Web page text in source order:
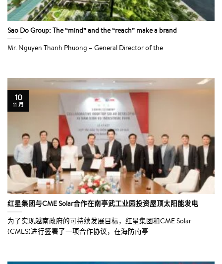
Sao Do Group: The “mind” and the “reach” make a brand
Mr. Nguyen Thanh Phuong – General Director of the
红星集团与CME Solar合作在南亭武工业园投资屋顶太阳能发电
为了实现越南政府的可持续发展目标，红星集团和CME Solar
(CMES)进行签署了一项合作协议，在海防南亭
10
11 月